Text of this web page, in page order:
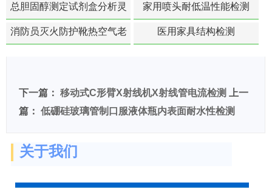
总胆固醇测定试剂盒分析灵
敏度检测
家用喷头耐低温性能检测
消防员灭火防护靴热空气老
医用家具结构检测
下一篇： 移动式C形臂X射线机X射线管电流检测
上一
篇： 低硼硅玻璃管制口服液体瓶内表面耐水性检测
关于我们